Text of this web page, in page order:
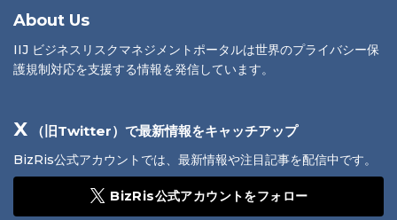
About Us
IIJ ビジネスリスクマネジメントポータルは世界のプライバシー保
護規制対応を支援する情報を発信しています。
X （旧Twitter）で最新情報をキャッチアップ
BizRis公式アカウントでは、最新情報や注目記事を配信中です。
BizRis公式アカウントをフォロー